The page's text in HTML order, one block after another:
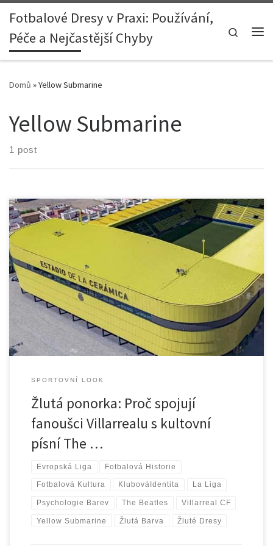
Skip to content
Fotbalové Dresy v Praxi: Používání,
Péče a Nejčastější Chyby
Search
Domů »Yellow Submarine
Yellow Submarine
1 post
1. Úvod: Spojení mezi fotbalem a hudbou Fotbal a hudba mají
jedno společné – dokážou strhnout masy a vytvořit
neopakovatelnou atmosféru plnou emocí. Jen málokde je toto
spojení tak zřejmé jako u španělského klubu Villarreal CF, jehož
fanoušci již desítky let oslavují úspěchy s písní Yellow Submarine od
legendárních The […]
SPORTOVNÍ LOOK
Žlutá ponorka: Proč spojují
fanoušci Villarrealu s kultovní
písní The …
Evropská Liga Fotbalová Historie
Fotbalová Kultura KlubováIdentita La Liga
Psychologie Barev The Beatles Villarreal CF
Yellow Submarine Žlutá Barva Žluté Dresy